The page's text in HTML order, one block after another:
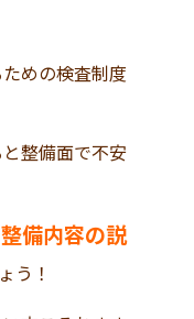
めの検査制度
整備面で不安
整備内容の説
う！